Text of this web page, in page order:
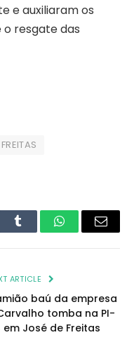
e auxiliaram os
o resgate das
Tumblr WhatsAppEmail
ARTICLE
baú da empresa
tomba na PI-
em José de Freitas